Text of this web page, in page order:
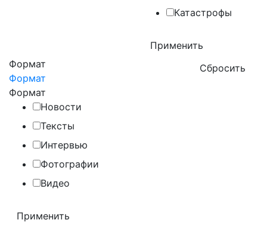
Катастрофы
Формат
Формат
Формат
Новости
Тексты
Интервью
Фотографии
Видео